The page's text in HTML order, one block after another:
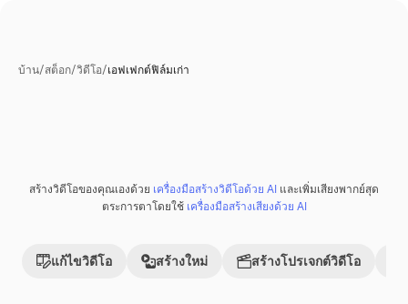
บ้าน/สต็อก/วิดีโอ/เอฟเฟกต์ฟิล์มเก่า
พรีเมี่ยม
สร้างวิดีโอของคุณเองด้วย เครื่องมือสร้างวิดีโอด้วย AI และเพิ่มเสียงพากย์สุด
ตระการตาโดยใช้ เครื่องมือสร้างเสียงด้วย AI
แก้ไขวิดีโอ สร้างใหม่ สร้างโปรเจกต์วิดีโอ